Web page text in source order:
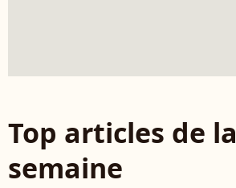
Top articles de la
semaine